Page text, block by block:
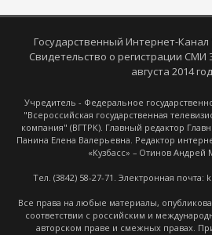
Государственный Интернет-Канал
Свидетельство о регистрации СМИ
августа 2014
Учредитель - Федеральное
"Всероссийская государственная
компания" (ВГТРК). Главный редактор
Панина Елена Валерьевна. Редактор
«Кузбасс» – Отинов Андрей
Тел. (3842) 58-27-71. Электронная почта:
Все права на любые материалы,
соответствии с российским и
авторском праве и смежных правах.